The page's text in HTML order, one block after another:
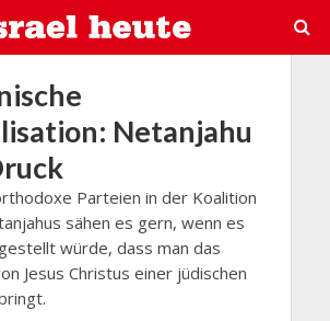
Netanjahu
Parteien in der Koalition
sähen es gern, wenn es
würde, dass man das
Jesus Christus einer jüdischen